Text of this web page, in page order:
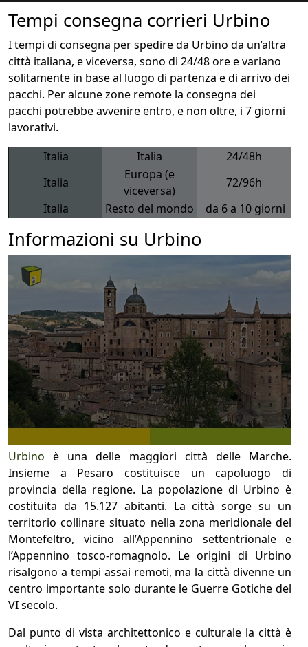
Tempi consegna corrieri Urbino
I tempi di consegna per spedire da Urbino da un’altra
città italiana, e viceversa, sono di 24/48 ore e variano
solitamente in base al luogo di partenza e di arrivo dei
pacchi. Per alcune zone remote la consegna dei
pacchi potrebbe avvenire entro, e non oltre, i 7 giorni
lavorativi.
Italia
Italia
24/48h
Italia
Europa (e
viceversa)
72/96h
Italia
Resto del mondo da 6 a 10 giorni
Informazioni su Urbino
Urbino è una delle maggiori città delle Marche.
Insieme a Pesaro costituisce un capoluogo di
provincia della regione. La popolazione di Urbino è
costituita da 15.127 abitanti. La città sorge su un
territorio collinare situato nella zona meridionale del
Montefeltro, vicino all’Appennino settentrionale e
l’Appennino tosco-romagnolo. Le origini di Urbino
risalgono a tempi assai remoti, ma la città divenne un
centro importante solo durante le Guerre Gotiche del
VI secolo.
Dal punto di vista architettonico e culturale la città è